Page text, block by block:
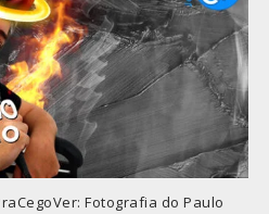
Fotografia do Paulo